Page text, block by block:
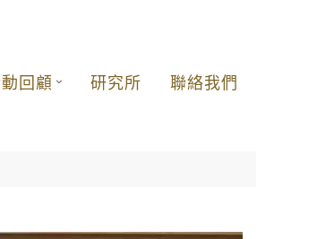
回顧 研究所 聯絡我們